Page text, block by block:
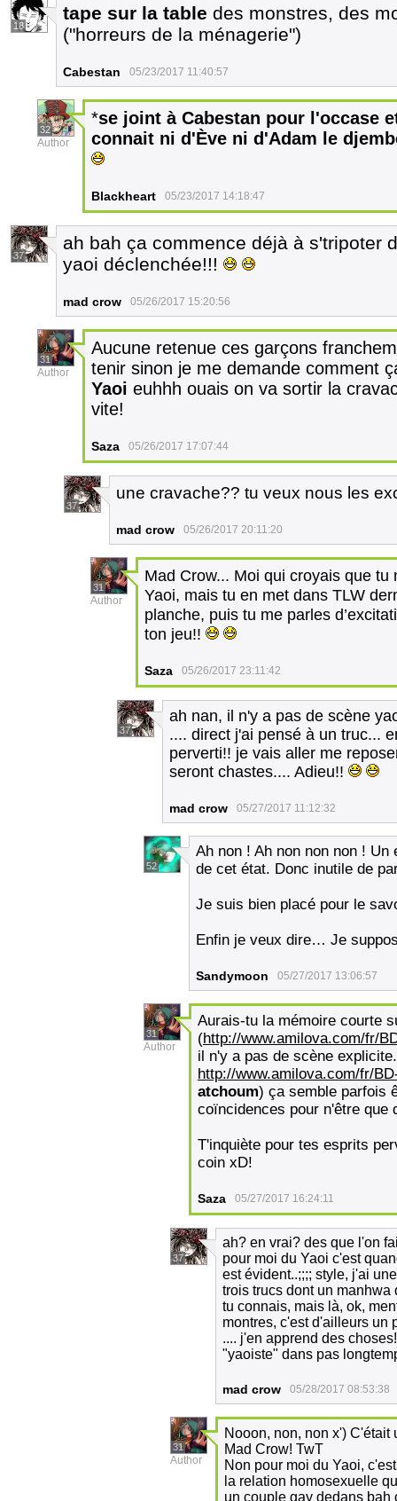
18
tape sur la table des monstres, des
("horreurs de la ménagerie")
Cabestan 05/23/2017 11:40:57
32
Author
*se joint à Cabestan pour l'occase
connait ni d'Ève ni d'Adam le
Blackheart 05/23/2017 14:18:47
37
ah bah ça commence déjà à s'tripoter
yaoi déclenchée!!!
mad crow 05/26/2017 15:20:56
31
Author
Aucune retenue ces garçons
tenir sinon je me demande comment
Yaoi euhhh ouais on va sortir la
vite!
Saza 05/26/2017 17:07:44
37
une cravache?? tu veux nous les
mad crow 05/26/2017 20:11:20
31
Author
Mad Crow... Moi qui croyais que
Yaoi, mais tu en met dans TLW
planche, puis tu me parles
ton jeu!!
Saza 05/26/2017 23:11:42
37
ah nan, il n'y a pas de scène
.... direct j'ai pensé à un truc...
perverti!! je vais aller me
seront chastes.... Adieu!!
mad crow 05/27/2017 11:12:32
52
Ah non ! Ah non non non !
de cet état. Donc inutile de
Je suis bien placé pour le
Enfin je veux dire… Je
Sandymoon 05/27/2017 13:06:57
31
Author
Aurais-tu la mémoire courte
(http://www.amilova.com/fr/
il n'y a pas de scène
http://www.amilova.com/fr/
atchoum) ça semble parfois
coïncidences pour n'être que
T'inquiète pour tes esprits
coin xD!
Saza 05/27/2017 16:24:11
37
ah? en vrai? des que l'on
pour moi du Yaoi c'est
est évident..;;;; style, j'ai
trois trucs dont un
tu connais, mais là, ok,
montres, c'est d'ailleurs un
.... j'en apprend des
"yaoiste" dans pas
mad crow 05/28/2017 08:53:38
31
Author
Nooon, non, non x')
Mad Crow! TwT
Non pour moi du Yaoi,
la relation homosexuelle
un couple gay dedans bah